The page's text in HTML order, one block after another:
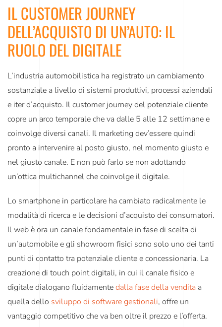
IL CUSTOMER JOURNEY
DELL’ACQUISTO DI UN’AUTO: IL
RUOLO DEL DIGITALE
L’industria automobilistica ha registrato un cambiamento
sostanziale a livello di sistemi produttivi, processi aziendali
e iter d’acquisto. Il customer journey del potenziale cliente
copre un arco temporale che va dalle 5 alle 12 settimane e
coinvolge diversi canali. Il marketing dev’essere quindi
pronto a intervenire al posto giusto, nel momento giusto e
nel giusto canale. E non può farlo se non adottando
un’ottica multichannel che coinvolge il digitale.
Lo smartphone in particolare ha cambiato radicalmente le
modalità di ricerca e le decisioni d’acquisto dei consumatori.
Il web è ora un canale fondamentale in fase di scelta di
un’automobile e gli showroom fisici sono solo uno dei tanti
punti di contatto tra potenziale cliente e concessionaria. La
creazione di touch point digitali, in cui il canale fisico e
digitale dialogano fluidamentedalla fase della vendita a
quella dello sviluppo di software gestionali, offre un
vantaggio competitivo che va ben oltre il prezzo e l’offerta.